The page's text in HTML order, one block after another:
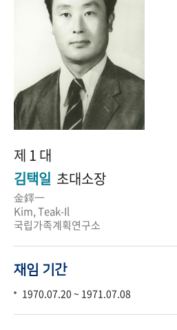
제 1 대
김택일 초대소장
金鐸一
Kim, Teak-Il
국립가족계획연구소
재임 기간
1970.07.20 ~ 1971.07.08